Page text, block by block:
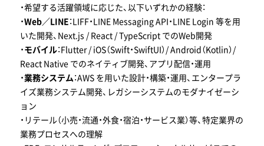
・希望する活躍領域に応じた、以下いずれかの経験：
・Web／LINE：LIFF・LINE Messaging API・LINE Login 等を用
いた開発、Next.js / React / TypeScript でのWeb開発
・モバイル：Flutter / iOS（Swift・SwiftUI）/ Android（Kotlin）/
React Native でのネイティブ開発、アプリ配信・運用
・業務システム：AWS を用いた設計・構築・運用、エンタープラ
イズ業務システム開発、レガシーシステムのモダナイゼーシ
ョン
・リテール（小売・流通・外食・宿泊・サービス業）等、特定業界の
業務プロセスへの理解